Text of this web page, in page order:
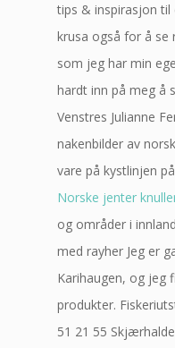
tips & inspirasjon til
krusa også for å se
som jeg har min
hardt inn på meg å
Venstres Julianne
nakenbilder av
vare på kystlinjen
Norske jenter
og områder i
med rayher Jeg er
Karihaugen, og jeg
produkter.
51 21 55